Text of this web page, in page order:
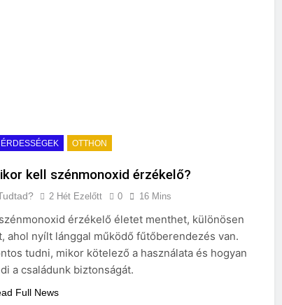
ÉRDESSÉGEK OTTHON
kell szénmonoxid érzékelő?
2 Hét Ezelőtt 0 16 Mins
érzékelő életet menthet, különösen
ahol nyílt lánggal működő fűtőberendezés van.
tudni, mikor kötelező a használata és hogyan
a családunk biztonságát.
Full News